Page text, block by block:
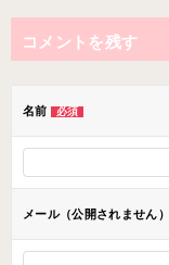
ナ
ビ
ョ
ン
コメントを残す
名前 必須
メール（公開されません）